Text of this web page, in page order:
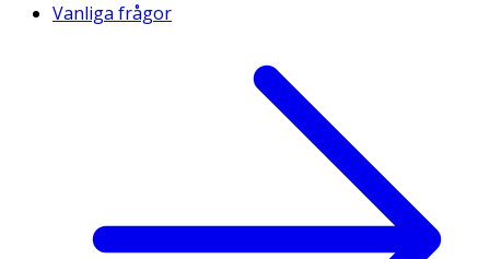
Vanliga frågor